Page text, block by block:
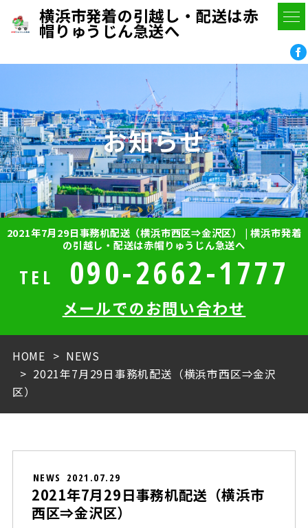
横浜市発着の引越し・配送は赤
帽りゅうじん急送へ
お知らせ
2021年7月29日事務机配送（横浜市西区⇒金沢区） | 横浜市発着
の引越し・配送は赤帽りゅうじん急送へ
TEL 090-2662-1777
メールでのお問い合わせ
HOME
NEWS
2021年7月29日事務机配送（横浜市西区⇒金沢
区）
NEWS 2021.07.29
2021年7月29日事務机配送（横浜市
西区⇒金沢区）